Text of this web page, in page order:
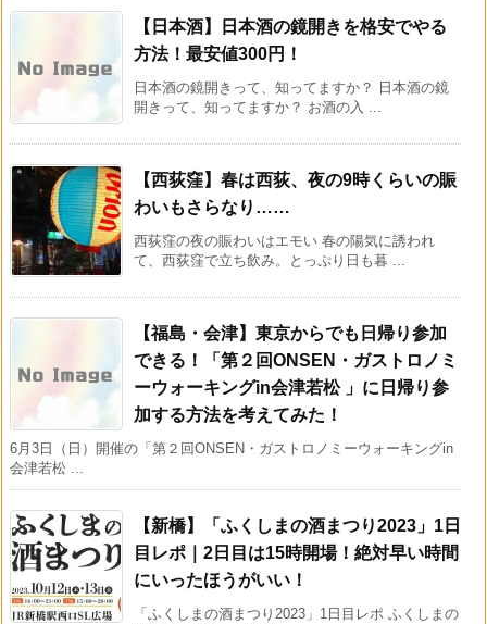
【日本酒】日本酒の鏡開きを格安でやる
方法！最安値300円！
日本酒の鏡開きって、知ってますか？ 日本酒の鏡
開きって、知ってますか？ お酒の入 ...
【西荻窪】春は西荻、夜の9時くらいの賑
わいもさらなり……
西荻窪の夜の賑わいはエモい 春の陽気に誘われ
て、西荻窪で立ち飲み。とっぷり日も暮 ...
【福島・会津】東京からでも日帰り参加
できる！「第２回ONSEN・ガストロノミ
ーウォーキングin会津若松 」に日帰り参
加する方法を考えてみた！
6月3日（日）開催の「第２回ONSEN・ガストロノミーウォーキングin
会津若松 ...
【新橋】「ふくしまの酒まつり2023」1日
目レポ｜2日目は15時開場！絶対早い時間
にいったほうがいい！
「ふくしまの酒まつり2023」1日目レポ ふくしまの